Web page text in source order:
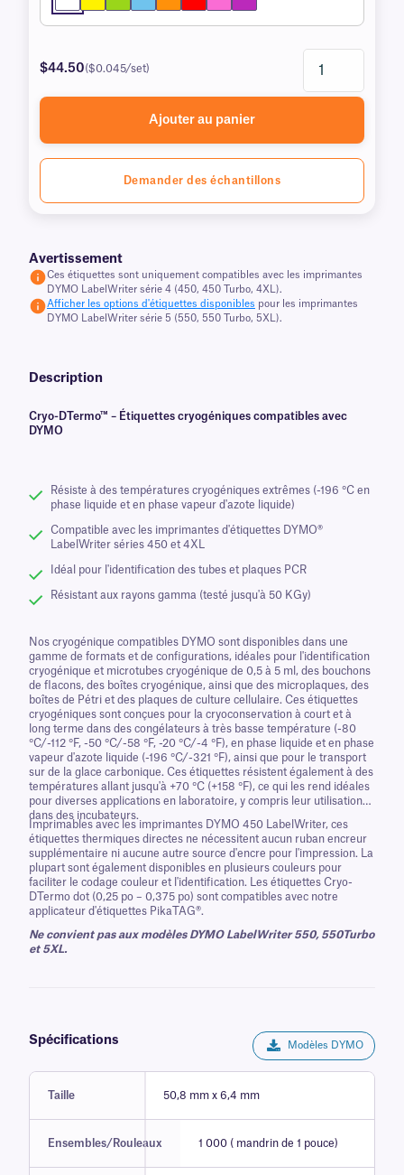
$44.50($0.045/set)
Ajouter au panier
Demander des échantillons
Avertissement
Ces étiquettes sont uniquement compatibles avec les imprimantes
DYMO LabelWriter série 4 (450, 450 Turbo, 4XL).
Afficher les options d'étiquettes disponibles pour les imprimantes
DYMO LabelWriter série 5 (550, 550 Turbo, 5XL).
Description
Cryo-DTermo™ – Étiquettes cryogéniques compatibles avec
DYMO
Résiste à des températures cryogéniques extrêmes (-196 °C en
phase liquide et en phase vapeur d'azote liquide)
Compatible avec les imprimantes d'étiquettes DYMO®
LabelWriter séries 450 et 4XL
Idéal pour l'identification des tubes et plaques PCR
Résistant aux rayons gamma (testé jusqu'à 50 KGy)
Nos cryogénique compatibles DYMO sont disponibles dans une
gamme de formats et de configurations, idéales pour l'identification
cryogénique et microtubes cryogénique de 0,5 à 5 ml, des bouchons
de flacons, des boîtes cryogénique, ainsi que des microplaques, des
boîtes de Pétri et des plaques de culture cellulaire. Ces étiquettes
cryogéniques sont conçues pour la cryoconservation à court et à
long terme dans des congélateurs à très basse température (-80
°C/-112 °F, -50 °C/-58 °F, -20 °C/-4 °F), en phase liquide et en phase
vapeur d'azote liquide (-196 °C/-321 °F), ainsi que pour le transport
sur de la glace carbonique. Ces étiquettes résistent également à des
températures allant jusqu'à +70 °C (+158 °F), ce qui les rend idéales
pour diverses applications en laboratoire, y compris leur utilisation
dans des incubateurs.
Imprimables avec les imprimantes DYMO 450 LabelWriter, ces
étiquettes thermiques directes ne nécessitent aucun ruban encreur
supplémentaire ni aucune autre source d'encre pour l'impression. La
plupart sont également disponibles en plusieurs couleurs pour
faciliter le codage couleur et l'identification. Les étiquettes Cryo-
DTermo dot (0,25 po – 0,375 po) sont compatibles avec notre
applicateur d'étiquettes PikaTAG®.
Ne convient pas aux modèles DYMO LabelWriter 550, 550Turbo
et 5XL.
Spécifications Modèles DYMO
Taille 50,8 mm x 6,4 mm
Ensembles/Rouleaux 1 000 ( mandrin de 1 pouce)